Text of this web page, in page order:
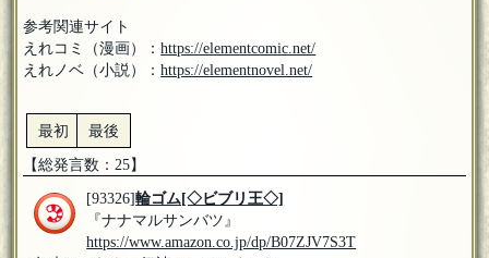
参考関連サイト
えれコミ（漫画）：https://elementcomic.net/
えれノベ（小説）：https://elementnovel.net/
最初
最後
【総発言数：25】
[93326]輪ゴム[◇ビブリ王◇]
『ナナマルサンバツ』
https://www.amazon.co.jp/dp/B07ZJV7S3T